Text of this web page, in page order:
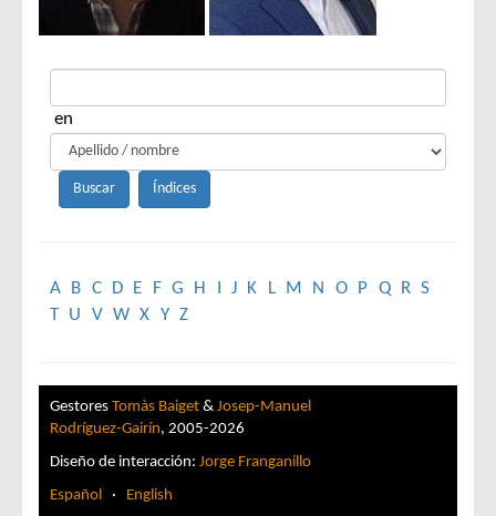
en
A B C D E F G H J K L M N O P Q R S
T U V W X Y Z
Gestores Tomàs Baiget & Josep-Manuel
Rodríguez-Gairín, 2005-2026
Diseño de interacción: Jorge Franganillo
Español · English